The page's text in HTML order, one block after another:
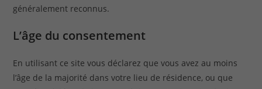
généralement reconnus.
L’âge du consentement
En utilisant ce site vous déclarez que vous avez au moins
l’âge de la majorité dans votre lieu de résidence, ou que